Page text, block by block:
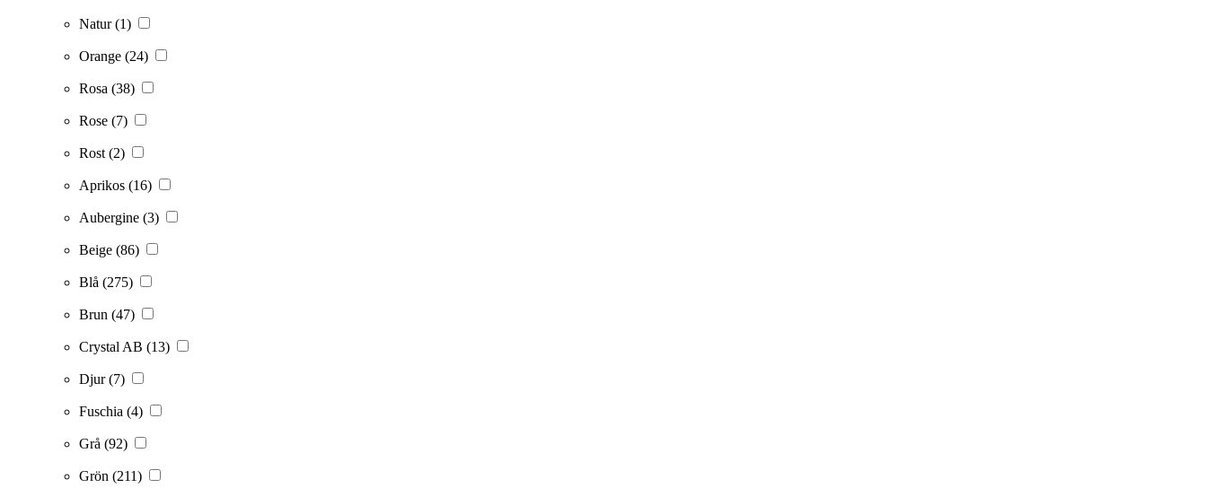
Natur(1)
Orange (24)
Rosa (38)
Rose (7)
Rost (2)
Aprikos (16)
Aubergine (3)
Beige (86)
Blå (275)
Brun (47)
Crystal AB (13)
Djur(7)
Fuschia (4)
Grå (92)
Grön (211)